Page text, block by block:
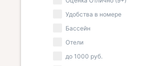
Удобства в номере
Бассейн
Отели
до 1000 руб.